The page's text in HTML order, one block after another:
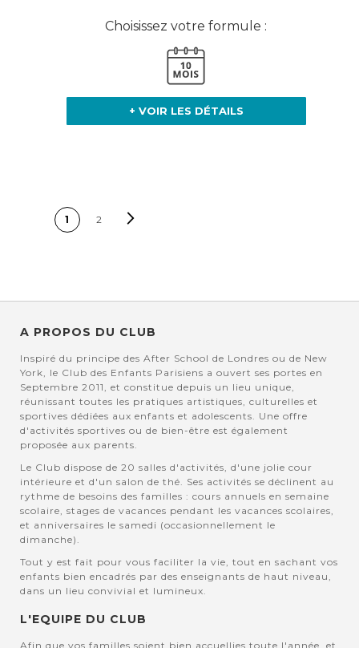
Choisissez votre formule :
+ VOIR LES DÉTAILS
Vous lisez
1 2
A PROPOS DU CLUB
Inspiré du principe des After School de Londres ou de New
York, le Club des Enfants Parisiens a ouvert ses portes en
Septembre 2011, et constitue depuis un lieu unique,
réunissant toutes les pratiques artistiques, culturelles et
sportives dédiées aux enfants et adolescents. Une offre
d'activités sportives ou de bien-être est également
proposée aux parents.
Le Club dispose de 20 salles d'activités, d'une jolie cour
intérieure et d'un salon de thé. Ses activités se déclinent au
rythme de besoins des familles : cours annuels en semaine
scolaire, stages de vacances pendant les vacances scolaires,
et anniversaires le samedi (occasionnellement le
dimanche).
Tout y est fait pour vous faciliter la vie, tout en sachant vos
enfants bien encadrés par des enseignants de haut niveau,
dans un lieu convivial et lumineux.
L'EQUIPE DU CLUB
Afin que vos familles soient bien accuellies toute l'année, et